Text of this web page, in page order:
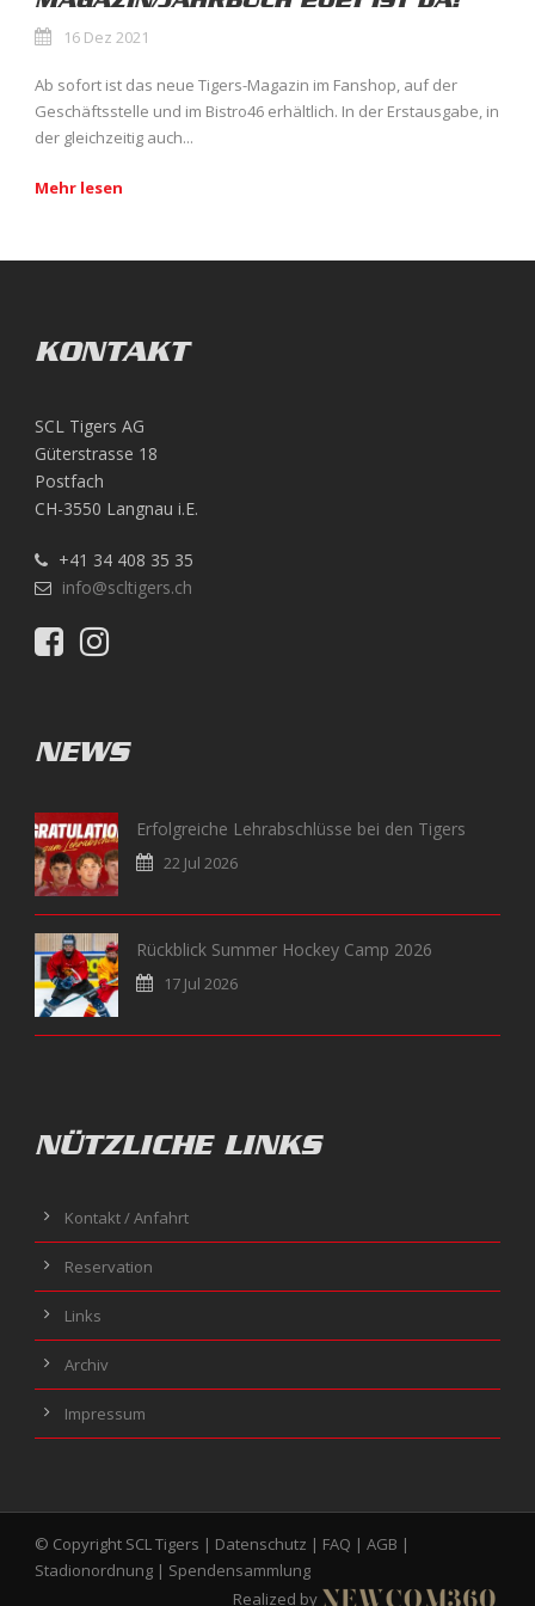
16 Dez 2021
Ab sofort ist das neue Tigers-Magazin im Fanshop, auf der
Geschäftsstelle und im Bistro46 erhältlich. In der Erstausgabe, in
der gleichzeitig auch...
Mehr lesen
KONTAKT
SCL Tigers AG
Güterstrasse 18
Postfach
CH-3550 Langnau i.E.
+41 34 408 35 35
info@scltigers.ch
NEWS
Erfolgreiche Lehrabschlüsse bei den Tigers
22 Jul 2026
Rückblick Summer Hockey Camp 2026
17 Jul 2026
NÜTZLICHE LINKS
Kontakt / Anfahrt
Reservation
Links
Archiv
Impressum
© Copyright SCL Tigers | Datenschutz | FAQ | AGB |
Stadionordnung | Spendensammlung
Realized by